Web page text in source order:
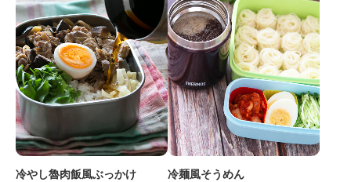
冷やし魯肉飯風ぶっかけ
冷麺風そうめん